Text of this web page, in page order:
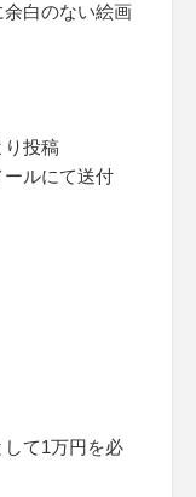
白のない絵画
り投稿
ールにて送付
て1万円を必